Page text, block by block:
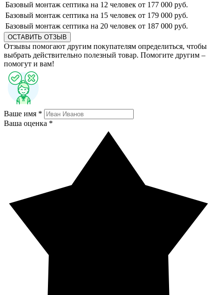
Базовый монтаж септика на 12 человек от 177 000 руб.
Базовый монтаж септика на 15 человек от 179 000 руб.
Базовый монтаж септика на 20 человек от 187 000 руб.
ОСТАВИТЬ ОТЗЫВ
Отзывы помогают другим покупателям определиться, чтобы
выбрать действительно полезный товар. Помогите другим –
помогут и вам!
Ваше имя *
Ваша оценка *